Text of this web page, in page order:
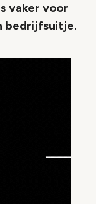
vaker voor
bedrijfsuitje.